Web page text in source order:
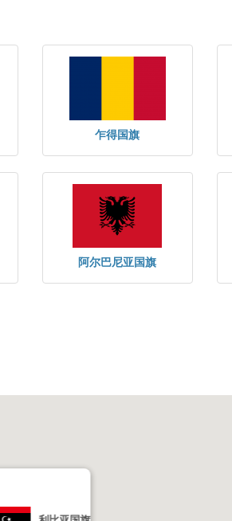
乍得国旗
阿尔巴尼亚国旗